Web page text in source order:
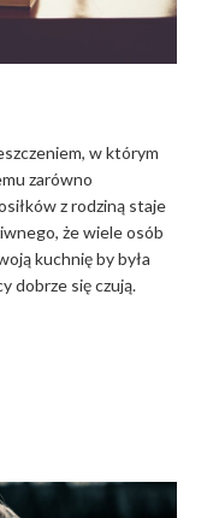
w którym
zarówno
z rodziną staje
że wiele osób
kuchnię by była
dobrze się czują.